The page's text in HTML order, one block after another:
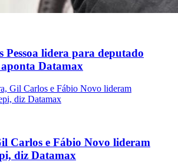
Pessoa lidera para deputado
Datamax
Carlos e Fábio Novo lideram
diz Datamax